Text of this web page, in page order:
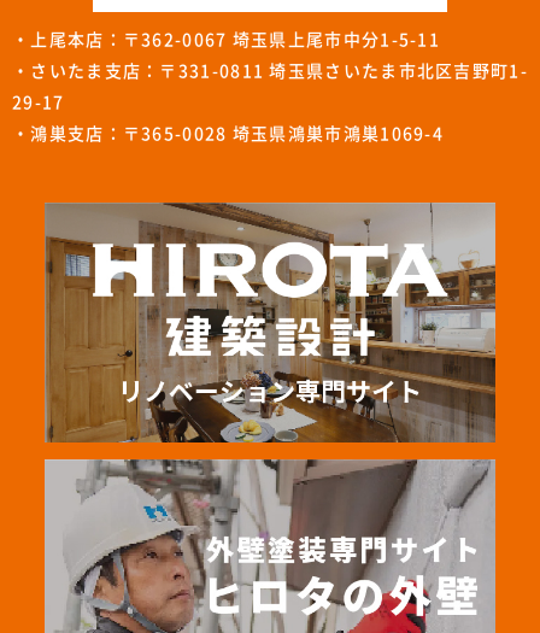
・上尾本店：〒362-0067 埼玉県上尾市中分1-5-11
・さいたま支店：〒331-0811 埼玉県さいたま市北区吉野町1-
29-17
・鴻巣支店：〒365-0028 埼玉県鴻巣市鴻巣1069-4